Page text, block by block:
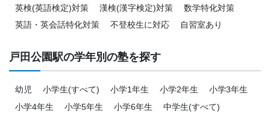
英検(英語検定)対策
漢検(漢字検定)対策
数学特化対策
英語・英会話特化対策
不登校生に対応 自習室あり
戸田公園駅の学年別の塾を探す
幼児 小学生(すべて) 小学1年生 小学2年生
小学3年生
小学4年生
小学5年生 小学6年生
中学生(すべて)